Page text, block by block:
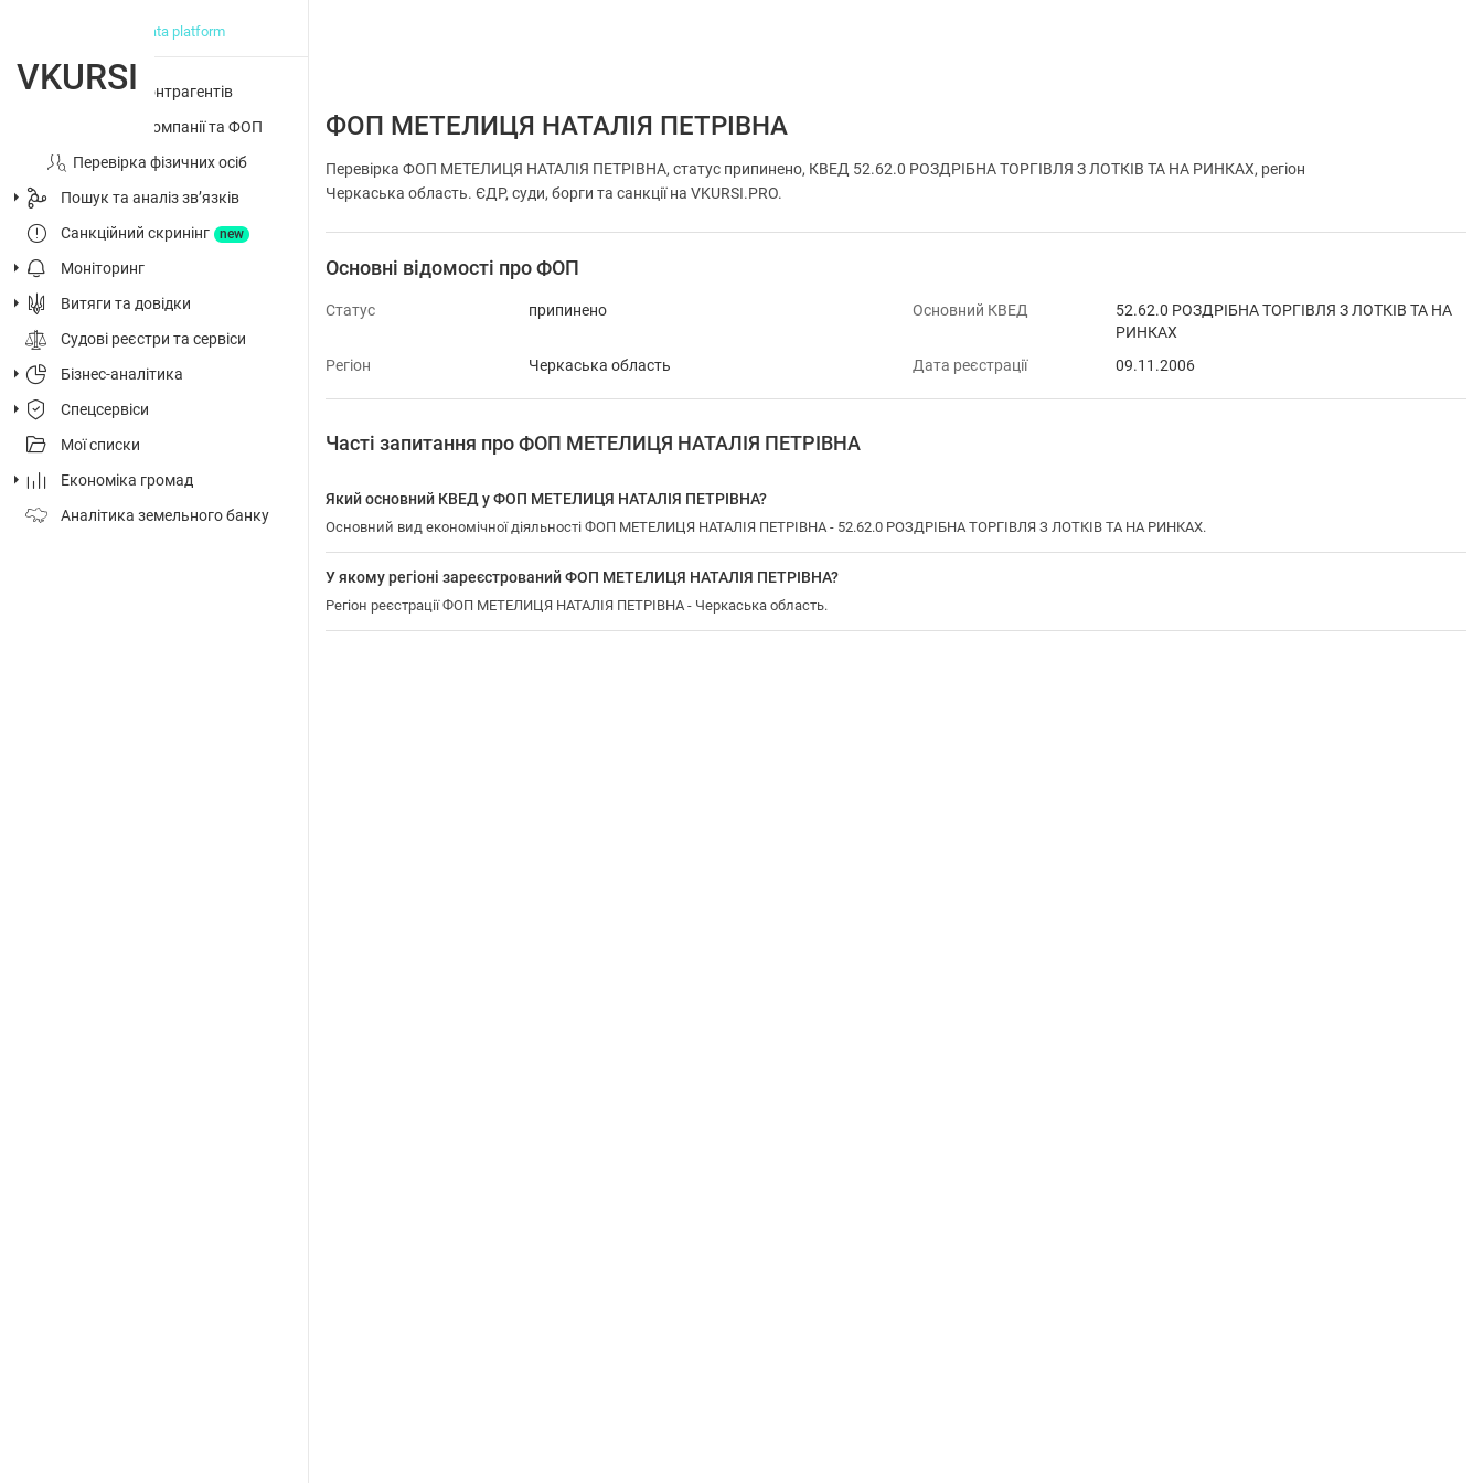
big data platform
Перевірка контрагентів
Досьє на компанії та ФОП
Перевірка фізичних осіб
Пошук та аналіз звʼязків
Санкційний скринінг
new
Моніторинг
Витяги та довідки
Судові реєстри та сервіси
Бізнес-аналітика
Спецсервіси
Мої списки
Економіка громад
Аналітика земельного банку
ФОП МЕТЕЛИЦЯ НАТАЛІЯ ПЕТРІВНА
Перевірка ФОП МЕТЕЛИЦЯ НАТАЛІЯ ПЕТРІВНА, статус припинено, КВЕД 52.62.0 РОЗДРІБНА ТОРГІВЛЯ З ЛОТКІВ ТА НА РИНКАХ, регіон
Черкаська область. ЄДР, суди, борги та санкції на VKURSI.PRO.
Основні відомості про ФОП
Статус припинено Основний КВЕД
52.62.0 РОЗДРІБНА ТОРГІВЛЯ З ЛОТКІВ ТА НА
РИНКАХ
Регіон
Черкаська область Дата реєстрації 09.11.2006
Часті запитання про ФОП МЕТЕЛИЦЯ НАТАЛІЯ ПЕТРІВНА
Який основний КВЕД у ФОП МЕТЕЛИЦЯ НАТАЛІЯ ПЕТРІВНА?
Основний вид економічної діяльності ФОП МЕТЕЛИЦЯ НАТАЛІЯ ПЕТРІВНА - 52.62.0 РОЗДРІБНА ТОРГІВЛЯ З ЛОТКІВ ТА НА РИНКАХ.
У якому регіоні зареєстрований ФОП МЕТЕЛИЦЯ НАТАЛІЯ ПЕТРІВНА?
Регіон реєстрації ФОП МЕТЕЛИЦЯ НАТАЛІЯ ПЕТРІВНА - Черкаська область.
VKURSI